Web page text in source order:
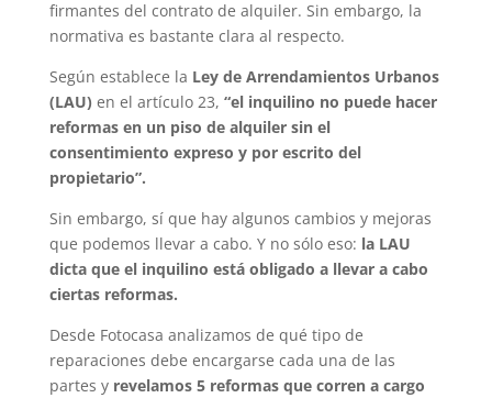
firmantes del contrato de alquiler. Sin embargo, la
normativa es bastante clara al respecto.
Según establece la Ley de Arrendamientos Urbanos
(LAU) en el artículo 23, “el inquilino no puede hacer
reformas en un piso de alquiler sin el
consentimiento expreso y por escrito del
propietario”.
Sin embargo, sí que hay algunos cambios y mejoras
que podemos llevar a cabo. Y no sólo eso: la LAU
dicta que el inquilino está obligado a llevar a cabo
ciertas reformas.
Desde Fotocasa analizamos de qué tipo de
reparaciones debe encargarse cada una de las
partes y revelamos 5 reformas que corren a cargo